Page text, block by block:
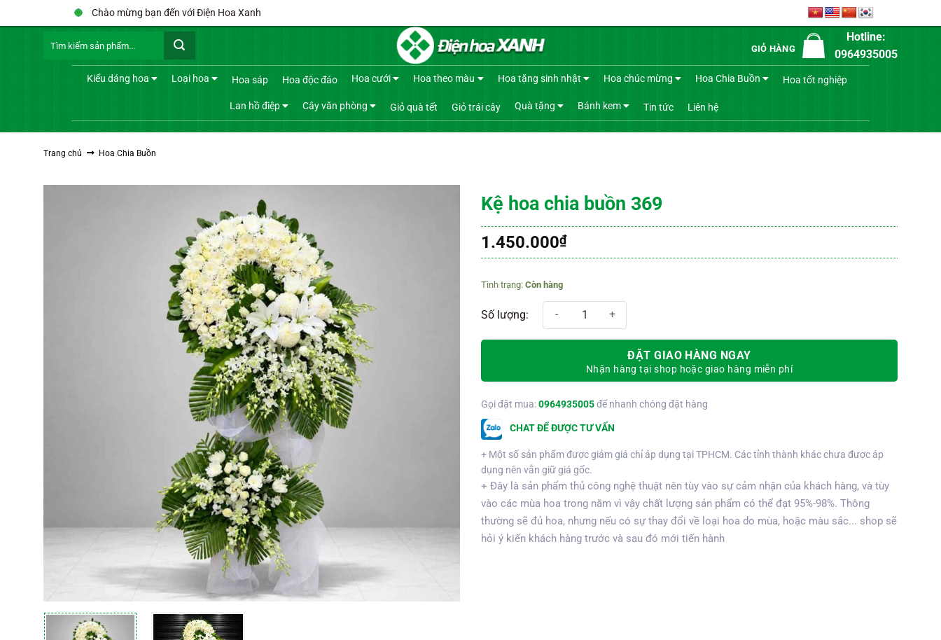
qua
Chào mừng bạn đến với Điện Hoa Xanh
kiếm:
GIỎ HÀNG
Hotline:
0964935005
Kiểu dáng hoa Loại hoa Hoa sáp Hoa độc đáo Hoa cưới Hoa theo màu Hoa tặng sinh nhật Hoa chúc mừng Hoa Chia Buồn Hoa tốt nghiệp
Lan hồ điệp Cây văn phòng Giỏ quà tết Giỏ trái cây Quà tặng Bánh kem Tin tức Liên hệ
Trang chủ Hoa Chia Buồn
Kệ hoa chia buồn 369
1.450.000₫
Còn hàng
Kệ hoa chia buồn 369 số lượng
ĐẶT GIAO HÀNG NGAY
Nhận hàng tại shop hoặc giao hàng miễn phí
Gọi đặt mua:0964935005để nhanh chóng đặt hàng
CHAT ĐỂ ĐƯỢC TƯ VẤN
+ Một số sản phẩm được giảm giá chỉ áp dụng tại TPHCM. Các tỉnh thành khác chưa được áp
dụng nên vẫn giữ giá gốc.
+ Đây là sản phẩm thủ công nghệ thuật nên tùy vào sự cảm nhận của khách hàng, và tùy
vào các mùa hoa trong năm vì vậy chất lượng sản phẩm có thể đạt 95%-98%. Thông
thường sẽ đủ hoa, nhưng nếu có sự thay đổi về loại hoa do mùa, hoặc màu sắc... shop sẽ
hỏi ý kiến khách hàng trước và sau đó mới tiến hành